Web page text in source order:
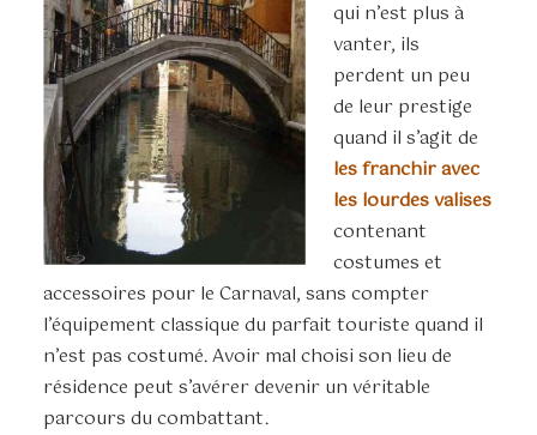
qui n’est plus à
vanter, ils
perdent un peu
de leur prestige
quand il s’agit de
les franchir avec
les lourdes valises
contenant
costumes et
accessoires pour le Carnaval, sans compter
l’équipement classique du parfait touriste quand il
n’est pas costumé. Avoir mal choisi son lieu de
résidence peut s’avérer devenir un véritable
parcours du combattant.